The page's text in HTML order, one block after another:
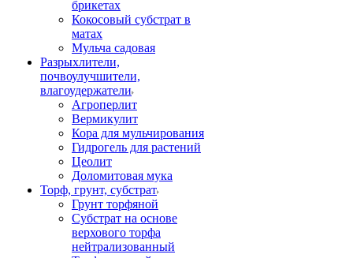
брикетах
Кокосовый субстрат в
матах
Мульча садовая
Разрыхлители,
почвоулучшители,
влагоудержатели
Агроперлит
Вермикулит
Кора для мульчирования
Гидрогель для растений
Цеолит
Доломитовая мука
Торф, грунт, субстрат
Грунт торфяной
Субстрат на основе
верхового торфа
нейтрализованный